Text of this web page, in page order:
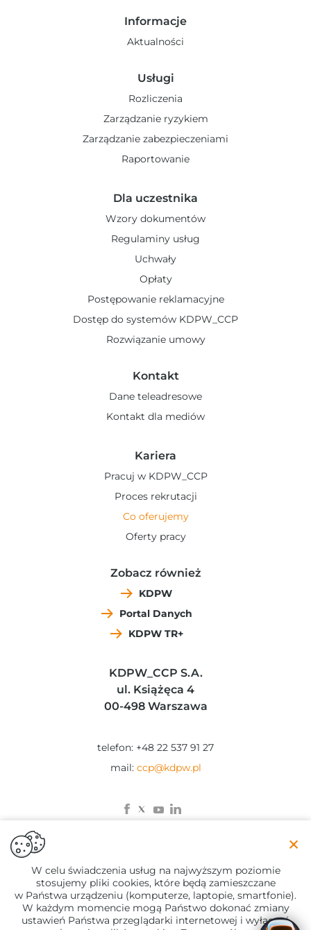
Informacje
Aktualności
Usługi
Rozliczenia
Zarządzanie ryzykiem
Zarządzanie zabezpieczeniami
Raportowanie
Dla uczestnika
Wzory dokumentów
Regulaminy usług
Uchwały
Opłaty
Postępowanie reklamacyjne
Dostęp do systemów KDPW_CCP
Rozwiązanie umowy
Kontakt
Dane teleadresowe
Kontakt dla mediów
Kariera
Pracuj w KDPW_CCP
Proces rekrutacji
Co oferujemy
Oferty pracy
Zobacz również
KDPW
Portal Danych
KDPW TR+
KDPW_CCP S.A.
ul. Książęca 4
00-498 Warszawa
telefon: +48 22 537 91 27
mail: ccp@kdpw.pl
© 2023 KDPW_CCP
Zastrzeżenia prawne
Polityka Prywatności
Regulamin chatbot
W celu świadczenia usług na najwyższym poziomie
stosujemy pliki cookies, które będą zamieszczane
w Państwa urządzeniu (komputerze, laptopie, smartfonie).
W każdym momencie mogą Państwo dokonać zmiany
ustawień Państwa przeglądarki internetowej i wyłączyć
×